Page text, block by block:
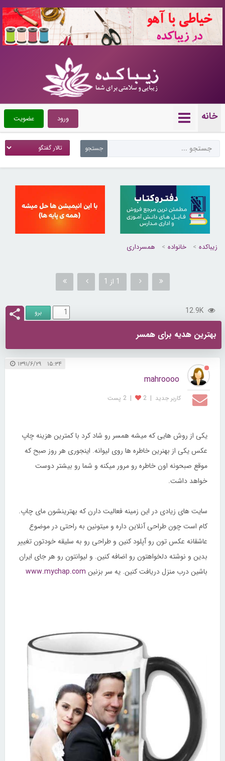
10722388
خانه عضویت ورود
زیباکده خانواده همسرداری
1 از 1
12.9K
بهترین هدیه برای همسر
۱۵:۳۴ ۱۳۹۱/۶/۲۹
mahroooo
کاربر جديد |
2
| 2 پست
یکی از روش هایی که میشه همسر رو شاد کرد با کمترین هزینه چاپ
عکس یکی از بهنرین خاطره ها روی لیوانه. اینجوری هر روز صبح که
موقع صبحونه اون خاطره رو مرور میکنه و شما رو بیشتر دوست
خواهد داشت.
سایت های زیادی در این زمینه فعالیت دارن که بهترینشون مای چاپ.
کام است چون طراحی آنلاین داره و میتونین به راحتی در موضوع
عاشقانه عکس تون رو آپلود کنین و طراحی رو به سلیقه خودتون تغییر
بدین و نوشته دلخواهتون رو اضافه کنین. و لیوانتون رو هر جای ایران
باشین درب منزل دریافت کنین. یه سر بزنین www.mychap.com